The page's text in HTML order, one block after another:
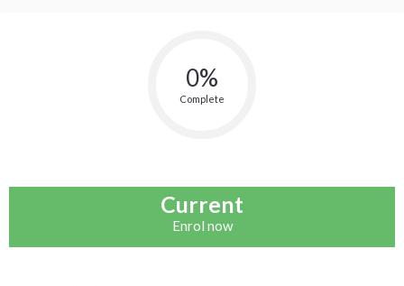
0%
Complete
Current
Enrol now